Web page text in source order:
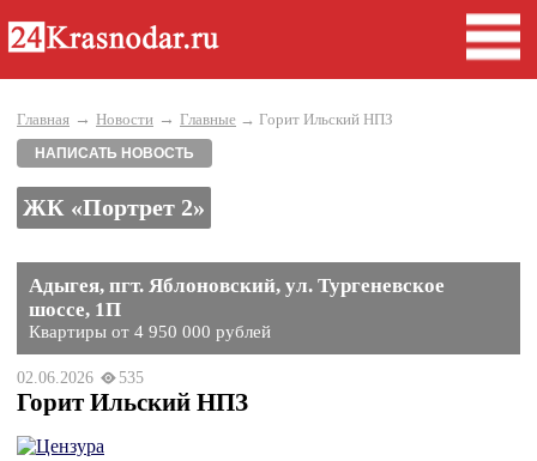
Главная → Новости → Главные → Горит Ильский НПЗ
НАПИСАТЬ НОВОСТЬ
ЖК «Портрет 2»
Адыгея, пгт. Яблоновский, ул. Тургеневское
шоссе, 1П
Квартиры от 4 950 000 рублей
02.06.2026 535
Горит Ильский НПЗ